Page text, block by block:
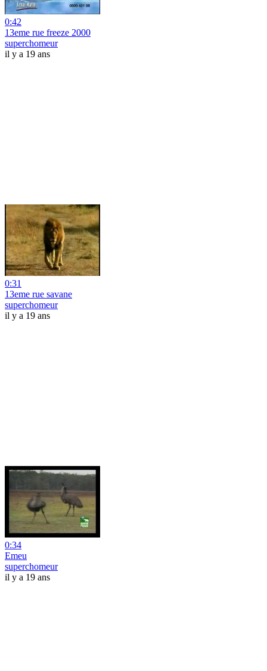
0:42
13eme rue freeze 2000
superchomeur
il y a 19 ans
0:31
13eme rue savane
superchomeur
il y a 19 ans
0:34
Emeu
superchomeur
il y a 19 ans